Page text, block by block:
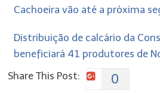
Cachoeira vão até a próxima
Distribuição de calcário da
beneficiará 41 produtores de
Share This Post:
0